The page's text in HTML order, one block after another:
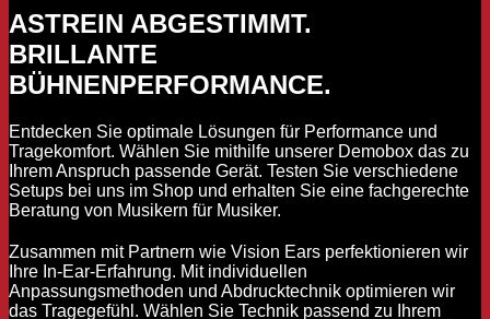
ASTREIN ABGESTIMMT.
BRILLANTE
BÜHNENPERFORMANCE.
Entdecken Sie optimale Lösungen für Performance und
Tragekomfort. Wählen Sie mithilfe unserer Demobox das zu
Ihrem Anspruch passende Gerät. Testen Sie verschiedene
Setups bei uns im Shop und erhalten Sie eine fachgerechte
Beratung von Musikern für Musiker.
Zusammen mit Partnern wie Vision Ears perfektionieren wir
Ihre In-Ear-Erfahrung. Mit individuellen
Anpassungsmethoden und Abdrucktechnik optimieren wir
das Tragegefühl. Wählen Sie Technik passend zu Ihrem